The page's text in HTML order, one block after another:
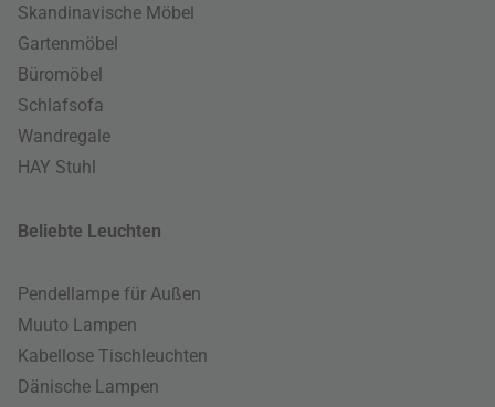
Skandinavische Möbel
Gartenmöbel
Büromöbel
Schlafsofa
Wandregale
HAY Stuhl
Beliebte Leuchten
Pendellampe für Außen
Muuto Lampen
Kabellose Tischleuchten
Dänische Lampen